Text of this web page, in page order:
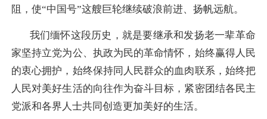
阻，使“中国号”这艘巨轮继续破浪前进、扬帆远航。
我们缅怀这段历史，就是要继承和发扬老一辈革命
家坚持立党为公、执政为民的革命情怀，始终赢得人民
的衷心拥护，始终保持同人民群众的血肉联系，始终把
人民对美好生活的向往作为奋斗目标，紧密团结各民主
党派和各界人士共同创造更加美好的生活。